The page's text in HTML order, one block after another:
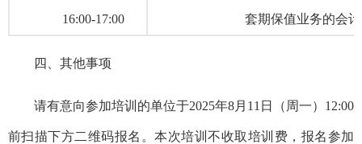
16:00-17:00 套期保值业务的会
四、其他事项
请有意向参加培训的单位于2025年8月11日（周一）12:00
前扫描下方二维码报名。本次培训不收取培训费，报名参加